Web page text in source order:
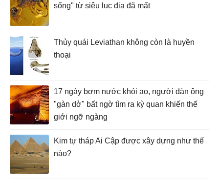
sống" từ siêu lục địa đã mất
Thủy quái Leviathan không còn là huyền
thoại
17 ngày bơm nước khỏi ao, người đàn ông
"gàn dở" bất ngờ tìm ra kỳ quan khiến thế
giới ngỡ ngàng
Kim tự tháp Ai Cập được xây dựng như thế
nào?